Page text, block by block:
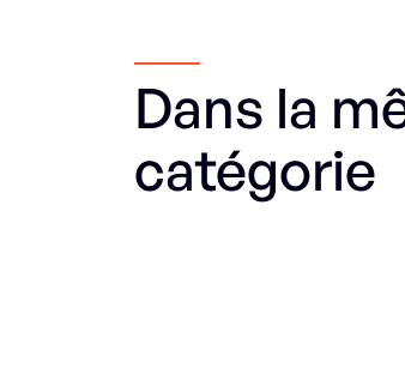
Dans la
catégorie